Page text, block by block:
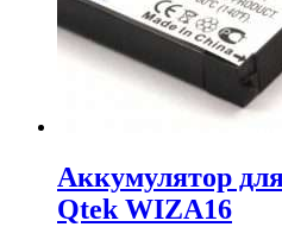
Аккумулятор
Qtek WIZA16